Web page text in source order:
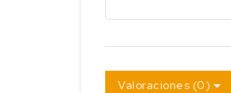
Valoraciones (0)